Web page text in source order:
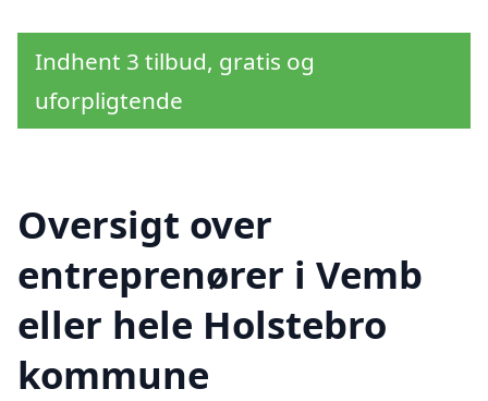
Indhent 3 tilbud, gratis og
uforpligtende
Oversigt over
entreprenører i Vemb
eller hele Holstebro
kommune